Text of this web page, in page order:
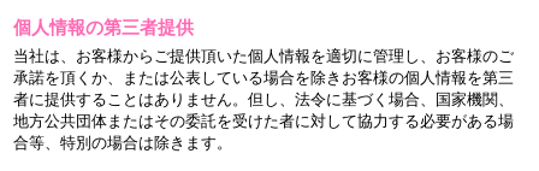
個人情報の第三者提供
当社は、お客様からご提供頂いた個人情報を適切に管理し、お客様のご
承諾を頂くか、または公表している場合を除きお客様の個人情報を第三
者に提供することはありません。但し、法令に基づく場合、国家機関、
地方公共団体またはその委託を受けた者に対して協力する必要がある場
合等、特別の場合は除きます。